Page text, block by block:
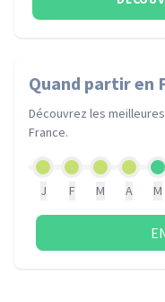
Quand partiren
Découvrez les
France.
J F M A M